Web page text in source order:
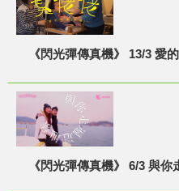
《閃光彈傳真機》 13/3 愛
《閃光彈傳真機》 6/3 與你